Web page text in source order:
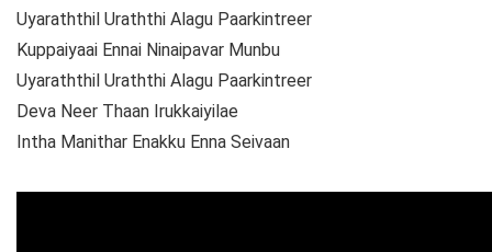
Uyaraththil Uraththi Alagu Paarkintreer
Kuppaiyaai Ennai Ninaipavar Munbu
Uyaraththil Uraththi Alagu Paarkintreer
Deva Neer Thaan Irukkaiyilae
Intha Manithar Enakku Enna Seivaan